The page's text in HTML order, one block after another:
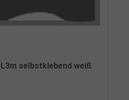
selbstklebend weiß